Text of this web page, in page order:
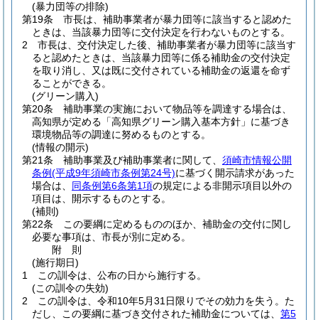
(暴力団等の排除)
第19条
市長は、補助事業者が暴力団等に該当すると認めた
ときは、当該暴力団等に交付決定を行わないものとする。
2
市長は、交付決定した後、補助事業者が暴力団等に該当す
ると認めたときは、当該暴力団等に係る補助金の交付決定
を取り消し、又は既に交付されている補助金の返還を命ず
ることができる。
(グリーン購入)
第20条
補助事業の実施において物品等を調達する場合は、
高知県が定める「高知県グリーン購入基本方針」に基づき
環境物品等の調達に努めるものとする。
(情報の開示)
第21条
補助事業及び補助事業者に関して、 須崎市情報公開
条例(平成9年須崎市条例第24号)に基づく開示請求があった
場合は、 同条例第6条第1項の規定による非開示項目以外の
項目は、開示するものとする。
(補則)
第22条
この要綱に定めるもののほか、補助金の交付に関し
必要な事項は、市長が別に定める。
附 則
(施行期日)
1
この訓令は、公布の日から施行する。
(この訓令の失効)
2
この訓令は、令和10年5月31日限りでその効力を失う。 た
だし、この要綱に基づき交付された補助金については、 第5